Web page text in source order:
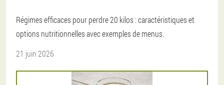
Régimes efficaces pour perdre 20 kilos : caractéristiques et
options nutritionnelles avec exemples de menus.
21 juin 2026